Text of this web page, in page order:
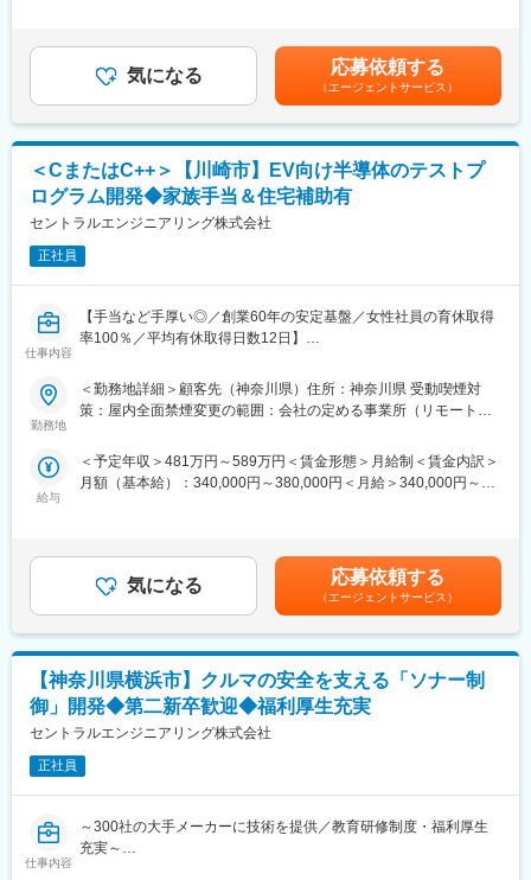
・取締役がエンジニア出身！ゆえにエンジニアファーストの就業
環境を実現
・上流工程を中心に約4800個の案件群！志向性に合わせ選択し市
場価値UP
・「在宅勤務×年休126日×資格取得手当(1千円～数万円/月)」
変更の範囲：会社の定める業務
◇システムの品質を担保するための試験計画立案および具体的な
試験項目の策定
◇発電量調整機能などが仕様通りに作動するかを確認するソフト
ウェア試験の実施
◇通信ケーブルの脱着等による、故障アラーム検出機能などのハ
ードウェア試験の実施
◇顧客（電力会社等）への試験結果の提示、および導入前の現地
立会試験の対応
◇最終承認を得たシステムの、本番環境（実際に稼働しているシ
先端をゆく技術が求められる場に身をおくエンジニアのため「A-
LABO」という独自の育成機関・施設を用意し、知識・スキル面の
アアップセミナー、エンジニア交流などを行えるスペースです。
成長に合わせて新しいものを生み出す企画力、人を動かすプレゼ
LABO」はカフェのような落ち着いた空間設計で、自習の場として
自由に利用しているエンジニアも多数。
当社は航空宇宙、自動車、電気電子通信、IT情報、エネルギー分
野などの業界約300社の大手メーカーに技術を提供。まだ世に出
ていない新製品の開発など様々なプロジェクトに参画し、創業か
ら60年日本のモノづくりを支え続けています。試作～資材調達～
開発設計～製造（自社工場）とワンストップでお客様のご要望に
対応できることが最大の強み。また、夕方街に流れる「夕焼け小
焼け」の防災無線用のアンプは全国約40,000箇所に設置された自
社製品です。今後の高齢化社会を見据え、医療機器業界にも参
入。あなたの可能性を広げ大きく羽ばたく舞台をご用意し、あな
たの「“やりたい”に就ける」を実現します。
じて上下する可能性があります。月給(月額)は固定手当を含めた表
記です。気になる 応募依頼する
（エージェントサービス）
＜CまたはC++＞【川崎市】EV向け半導体のテストプ
ログラム開発◆家族手当＆住宅補助有
セントラルエンジニアリング株式会社
正社員
仕事内容
【手当など手厚い◎／創業60年の安定基盤／女性社員の育休取得
率100％／平均有休取得日数12日】
■概要：
・世界的に広く使用されているテストシステムを用いた、電気自
動車（EV）やハイブリッド車(HV)向け電池監視ICの評価およびテ
・基本的な半導体物理の知識やデータ解析スキルを活かし、製品
の量産化に向けた品質向上を支える重要なポジションです。
・電池監視ICなどの評価実施、およびExcelや統計学を用いたデー
タ解析
・不具合発生時の原因解析、および製品改善案の検討・立案
・電気自動車(EV)やハイブリッド車（HV）の制御IC、センサーIC
の評価
・テスタ使用に伴う平日のみの出張対応（出張先：愛知県）
■自社のエンジニア育成機関「A-LABO」：
ャリアアップセミナー、エンジニア交流などを行えるスペースで
す。成長に合わせて新しいものを生み出す企画力、人を動かすプ
勤務地
＜勤務地詳細＞顧客先（神奈川県）住所：神奈川県 受動喫煙対
策：屋内全面禁煙変更の範囲：会社の定める事業所（リモートワ
給与
＜予定年収＞481万円～589万円＜賃金形態＞月給制＜賃金内訳＞
月額（基本給）：340,000円～380,000円＜月給＞340,000円～
までも目安の金額であり、選考を通じて上下する可能性がありま
す。月給(月額)は固定手当を含めた表記です。
気になる 応募依頼する
（エージェントサービス）
【神奈川県横浜市】クルマの安全を支える「ソナー制
御」開発◆第二新卒歓迎◆福利厚生充実
セントラルエンジニアリング株式会社
正社員
仕事内容
～300社の大手メーカーに技術を提供／教育研修制度・福利厚生
充実～